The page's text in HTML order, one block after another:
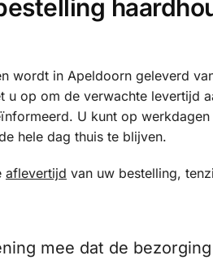
wordt in Apeldoorn geleverd
u op om de verwachte levertijd
U kunt op
hele dag thuis te blijven.
aflevertijd van uw bestelling,
mee dat de